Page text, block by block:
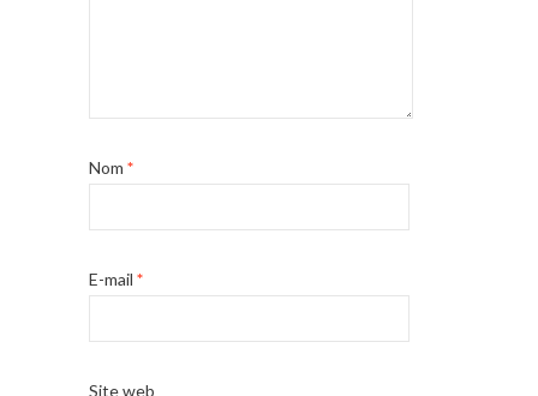
Nom *
E-mail *
Site web